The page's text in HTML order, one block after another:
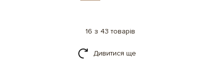
16 з 43 товарів
Дивитися ще